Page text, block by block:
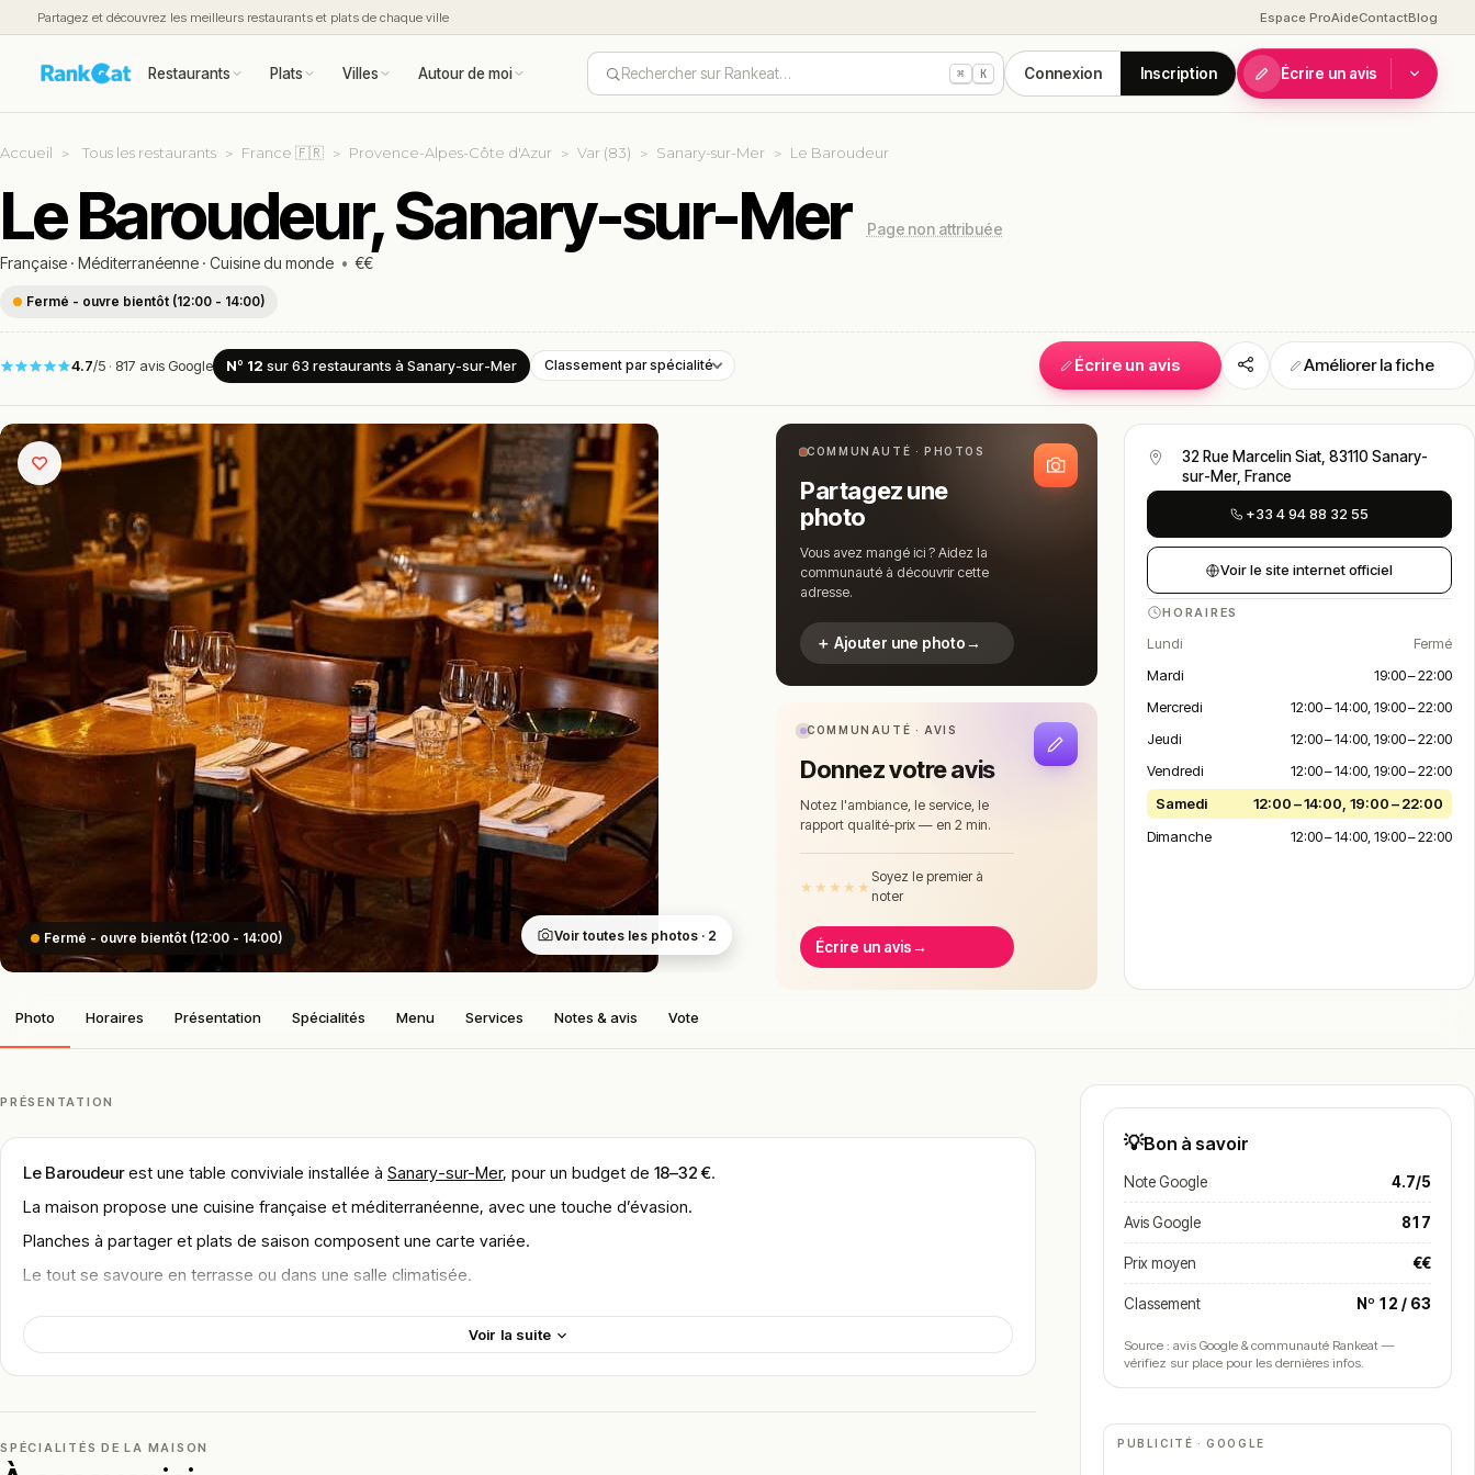
Partagez et découvrez les meilleurs restaurants et plats de chaque ville Espace ProAideContactBlog
Restaurants Plats Villes Autour de moi Rechercher sur Rankeat… ⌘ K Connexion Inscription Écrire un avis
Accueil Tous les restaurants France 🇫🇷 Provence-Alpes-Côte d'Azur Var (83) Sanary-sur-Mer Le Baroudeur
Le Baroudeur, Sanary-sur-Mer
Page non attribuée
Française · Méditerranéenne · Cuisine du monde • €€
Fermé - ouvre bientôt (12:00 - 14:00)
4.7/5 · 817 avis Google Nº 12 sur 63 restaurants à Sanary-sur-Mer Classement par spécialité Écrire un avis Améliorer la fiche
Fermé - ouvre bientôt (12:00 - 14:00) Voir toutes les photos · 2
COMMUNAUTÉ · PHOTOS
Partagez une
photo
Vous avez mangé ici ? Aidez la
communauté à découvrir cette
adresse.
＋ Ajouter une photo→
COMMUNAUTÉ · AVIS
Donnez votre avis
Notez l'ambiance, le service, le
rapport qualité-prix — en 2 min.
★ ★ ★ ★ ★
Soyez le premier à
noter
Écrire un avis→
32 Rue Marcelin Siat, 83110 Sanary-
sur-Mer, France
+33 4 94 88 32 55
Voir le site internet officiel
HORAIRES
Lundi
Fermé
Mardi
19:00 – 22:00
Mercredi
12:00 – 14:00, 19:00 – 22:00
Jeudi
12:00 – 14:00, 19:00 – 22:00
Vendredi
12:00 – 14:00, 19:00 – 22:00
Samedi
12:00 – 14:00, 19:00 – 22:00
Dimanche
12:00 – 14:00, 19:00 – 22:00
Photo Horaires Présentation Spécialités Menu Services Notes & avis Vote
PRÉSENTATION
Le Baroudeurest une table conviviale installée à Sanary-sur-Mer, pour un budget de 18–32 €.
La maison propose une cuisine française et méditerranéenne, avec une touche d’évasion.
Planches à partager et plats de saison composent une carte variée.
Le tout se savoure en terrasse ou dans une salle climatisée.
Localisation
Le restaurant se trouve au32 Rue Marcellin Siat, 83110 Sanary-sur-Mer.
Voir la suite
SPÉCIALITÉS DE LA MAISON
💡Bon à savoir
Note Google 4.7/5
Avis Google 817
Prix moyen €€
Classement Nº 12 / 63
Source : avis Google & communauté Rankeat —
vérifiez sur place pour les dernières infos.
PUBLICITÉ · GOOGLE